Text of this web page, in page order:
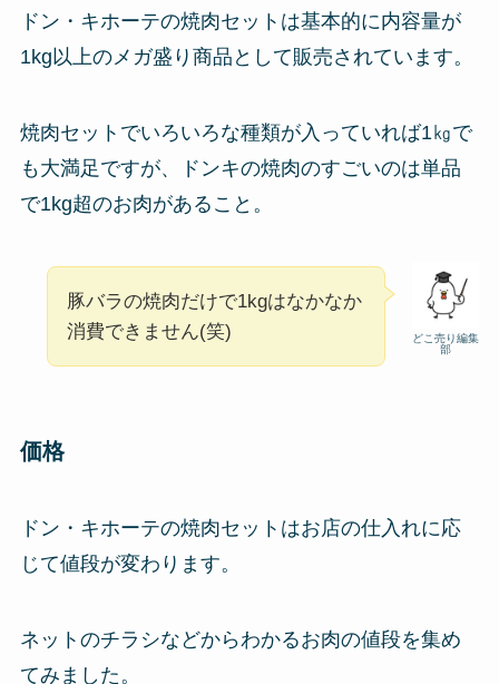
ドン・キホーテの焼肉セットは基本的に内容量が
1kg以上のメガ盛り商品として販売されています。
焼肉セットでいろいろな種類が入っていれば1㎏で
も大満足ですが、ドンキの焼肉のすごいのは単品
で1kg超のお肉があること。
どこ売り編集
部
豚バラの焼肉だけで1kgはなかなか
消費できません(笑)
価格
ドン・キホーテの焼肉セットはお店の仕入れに応
じて値段が変わります。
ネットのチラシなどからわかるお肉の値段を集め
てみました。